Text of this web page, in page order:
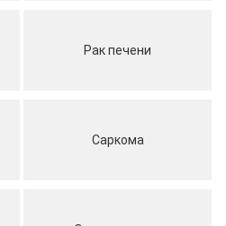
Рак печени
Саркома